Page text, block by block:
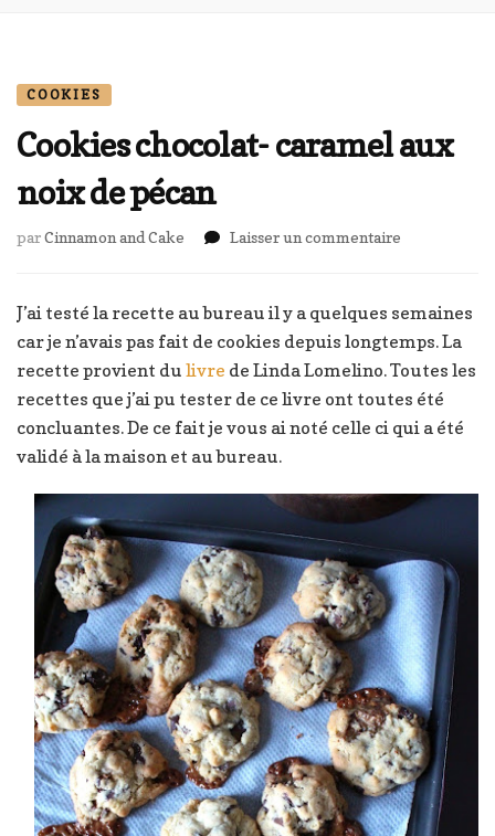
COOKIES
Cookies chocolat- caramel aux
noix de pécan
parCinnamon and Cake Laisser un commentaire
caramel
noix
de
pécan
J’ai testé la recette au bureau il y a quelques semaines
car je n’avais pas fait de cookies depuis longtemps. La
recette provient du livre de Linda Lomelino. Toutes les
recettes que j’ai pu tester de ce livre ont toutes été
concluantes. De ce fait je vous ai noté celle ci qui a été
validé à la maison et au bureau.